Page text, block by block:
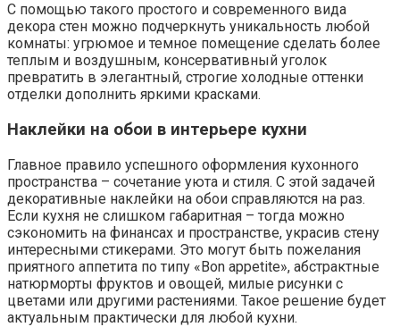
С помощью такого простого и современного вида
декора стен можно подчеркнуть уникальность любой
комнаты: угрюмое и темное помещение сделать более
теплым и воздушным, консервативный уголок
превратить в элегантный, строгие холодные оттенки
отделки дополнить яркими красками.
Наклейки на обои в интерьере кухни
Главное правило успешного оформления кухонного
пространства – сочетание уюта и стиля. С этой задачей
декоративные наклейки на обои справляются на раз.
Если кухня не слишком габаритная – тогда можно
сэкономить на финансах и пространстве, украсив стену
интересными стикерами. Это могут быть пожелания
приятного аппетита по типу «Bon appetite», абстрактные
натюрморты фруктов и овощей, милые рисунки с
цветами или другими растениями. Такое решение будет
актуальным практически для любой кухни.